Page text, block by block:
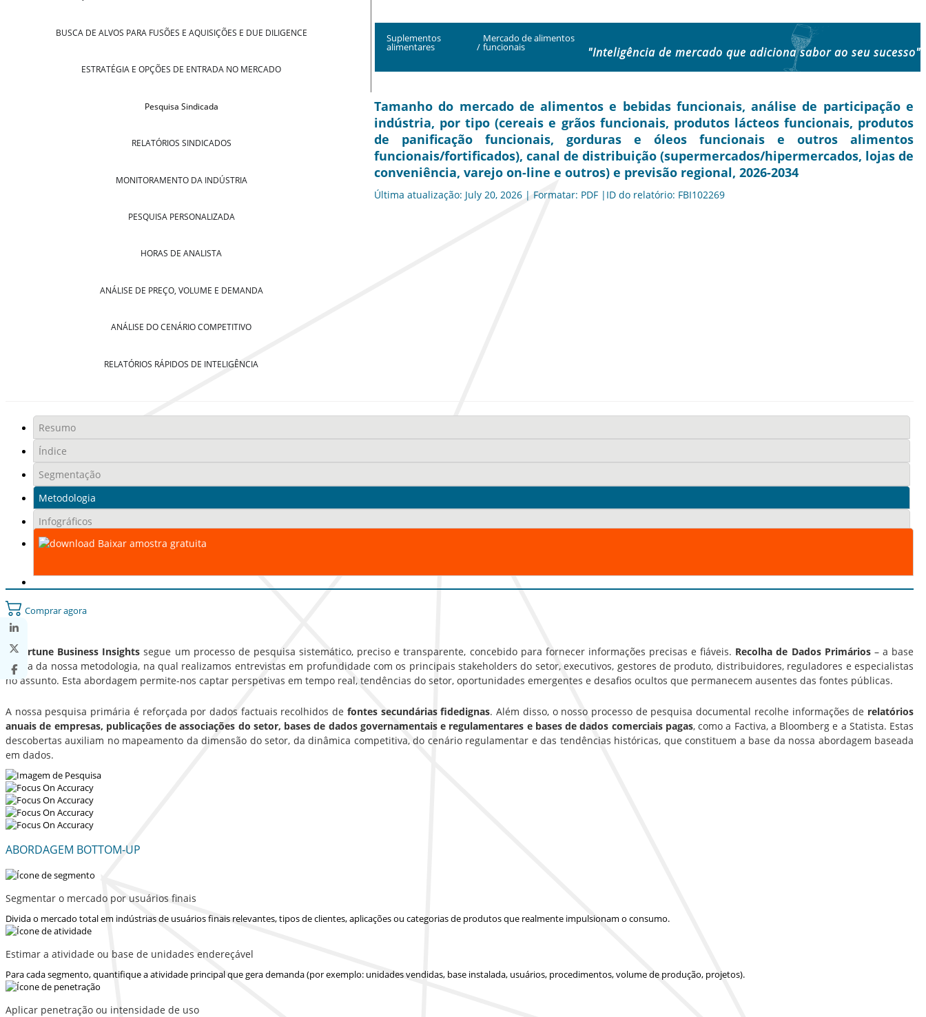
BUSCA DE ALVOS PARA FUSÕES E AQUISIÇÕES E DUE DILIGENCE
ESTRATÉGIA E OPÇÕES DE ENTRADA NO MERCADO
Pesquisa Sindicada
RELATÓRIOS SINDICADOS
MONITORAMENTO DA INDÚSTRIA
PESQUISA PERSONALIZADA
HORAS DE ANALISTA
ANÁLISE DE PREÇO, VOLUME E DEMANDA
ANÁLISE DO CENÁRIO COMPETITIVO
RELATÓRIOS RÁPIDOS DE INTELIGÊNCIA
Suplementos
alimentares /
Mercado de alimentos
funcionais "Inteligência de mercado que adiciona sabor ao seu sucesso"
Tamanho do mercado de alimentos e bebidas funcionais, análise de participação e
indústria, por tipo (cereais e grãos funcionais, produtos lácteos funcionais, produtos
de panificação funcionais, gorduras e óleos funcionais e outros alimentos
funcionais/fortificados), canal de distribuição (supermercados/hipermercados, lojas de
conveniência, varejo on-line e outros) e previsão regional, 2026-2034
Última atualização: July 20, 2026 | Formatar: PDF |ID do relatório: FBI102269
Resumo
Índice
Segmentação
Metodologia
Infográficos
Baixar amostra gratuita
Comprar agora
A Fortune Business Insights segue um processo de pesquisa sistemático, preciso e transparente, concebido para fornecer informações precisas e fiáveis. Recolha de Dados Primários– a base
sólida da nossa metodologia, na qual realizamos entrevistas em profundidade com os principais stakeholders do setor, executivos, gestores de produto, distribuidores, reguladores e especialistas
no assunto. Esta abordagem permite-nos captar perspetivas em tempo real, tendências do setor, oportunidades emergentes e desafios ocultos que permanecem ausentes das fontes públicas.
A nossa pesquisa primária é reforçada por dados factuais recolhidos de fontes secundárias fidedignas. Além disso, o nosso processo de pesquisa documental recolhe informações de relatórios
anuais de empresas, publicações de associações do setor, bases de dados governamentais e regulamentares e bases de dados comerciais pagas, como a Factiva, a Bloomberg e a Statista. Estas
descobertas auxiliam no mapeamento da dimensão do setor, da dinâmica competitiva, do cenário regulamentar e das tendências históricas, que constituem a base da nossa abordagem baseada
em dados.
ABORDAGEM BOTTOM-UP
Segmentar o mercado por usuários finais
Divida o mercado total em indústrias de usuários finais relevantes, tipos de clientes, aplicações ou categorias de produtos que realmente impulsionam o consumo.
Estimar a atividade ou base de unidades endereçável
Para cada segmento, quantifique a atividade principal que gera demanda (por exemplo: unidades vendidas, base instalada, usuários, procedimentos, volume de produção, projetos).
Aplicar penetração ou intensidade de uso